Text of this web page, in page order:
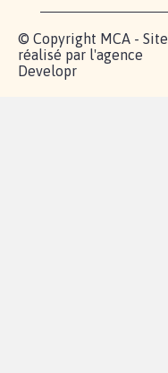
© Copyright MCA - Site
réalisé par l'agence
Developr